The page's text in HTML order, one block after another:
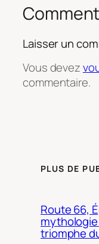
Laisser un
Vous devez
commentaire.
PLUS DE
Route 66,
triomphe